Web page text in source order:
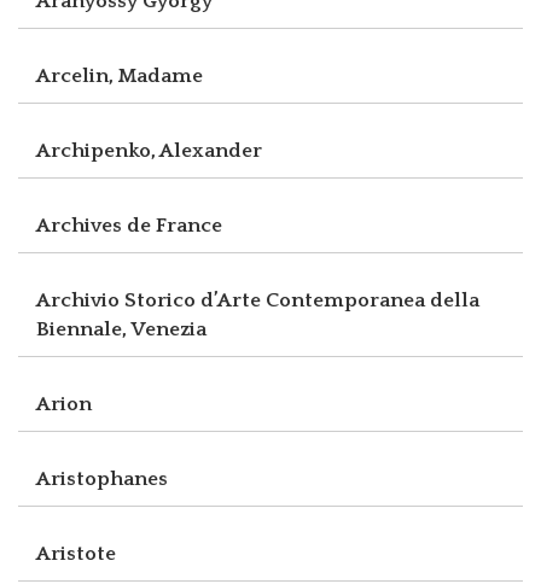
Arcelin, Madame
Archipenko, Alexander
Archives de France
Archivio Storico d’Arte Contemporanea della
Biennale, Venezia
Arion
Aristophanes
Aristote